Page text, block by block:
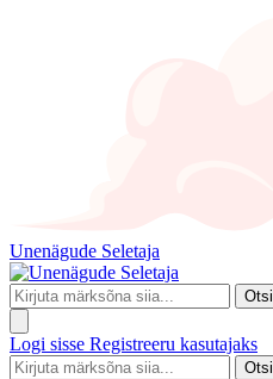
Unenägude Seletaja
Otsi
Logi sisse Registreeru kasutajaks
Otsi